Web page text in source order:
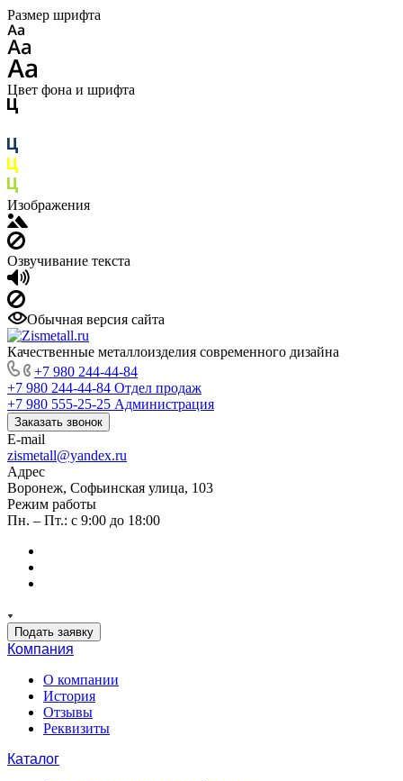
Размер шрифта
Цвет фона и шрифта
Изображения
Озвучивание текста
Обычная версия сайта
Качественные металлоизделия современного дизайна
+7 980 244-44-84
+7 980 244-44-84 Отдел продаж
+7 980 555-25-25 Администрация
Заказать звонок
E-mail
zismetall@yandex.ru
Адрес
Воронеж, Софьинская улица, 103
Режим работы
Пн. – Пт.: с 9:00 до 18:00
Подать заявку
Компания
О компании
История
Отзывы
Реквизиты
Каталог